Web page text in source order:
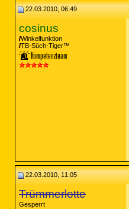
22.03.2010, 06:49
cosinus
Winkelfunktion
TB-Süch-Tiger™
22.03.2010, 11:05
Trümmerlotte
Gesperrt